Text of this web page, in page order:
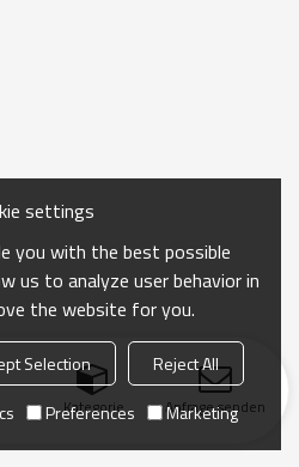
Kategorie Anfrage senden
settings
you with the best possible
us to analyze user behavior in
the website for you.
Selection
Reject All
Preferences Marketing